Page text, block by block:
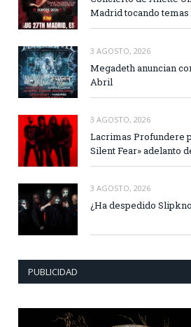
Madrid tocando
3 AGOSTO, 2026
Megadeth anuncian
Abril
3 AGOSTO, 2026
Lacrimas Profundere
Silent Fear» adelanto
3 AGOSTO, 2026
¿Ha despedido
PUBLICIDAD